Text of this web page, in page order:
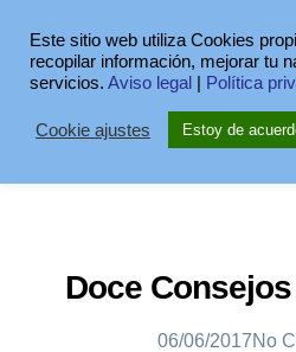
Doce
06/06/2017No
Este sitio web utiliza Cookies
recopilar información, mejorar tu
servicios. Aviso legal Política
Cookie ajustes Estoy de